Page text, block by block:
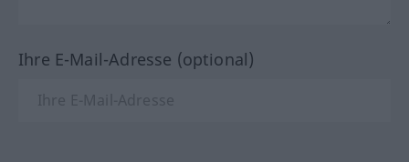
Ihre E-Mail-Adresse (optional)